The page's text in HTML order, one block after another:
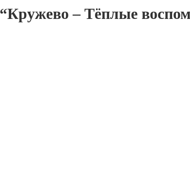
– Тёплые